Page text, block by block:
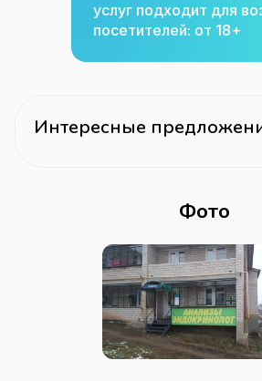
услуг подходит для
посетителей: от 18+
Интересные
Фото